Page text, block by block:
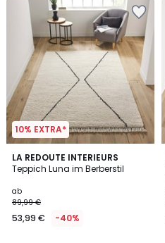
10% EXTRA*
LA REDOUTE INTERIEURS
Teppich Luna im Berberstil
ab
89,99 €
53,99 € -40%
4,7
/ 5